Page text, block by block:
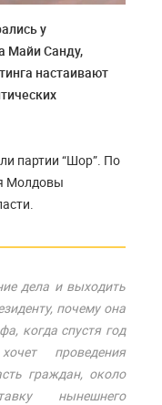
у
Майи Санду,
настаивают
партии “Шор”. По
Молдовы
дела и выходить
почему она
когда спустя год
проведения
граждан, около
нынешнего